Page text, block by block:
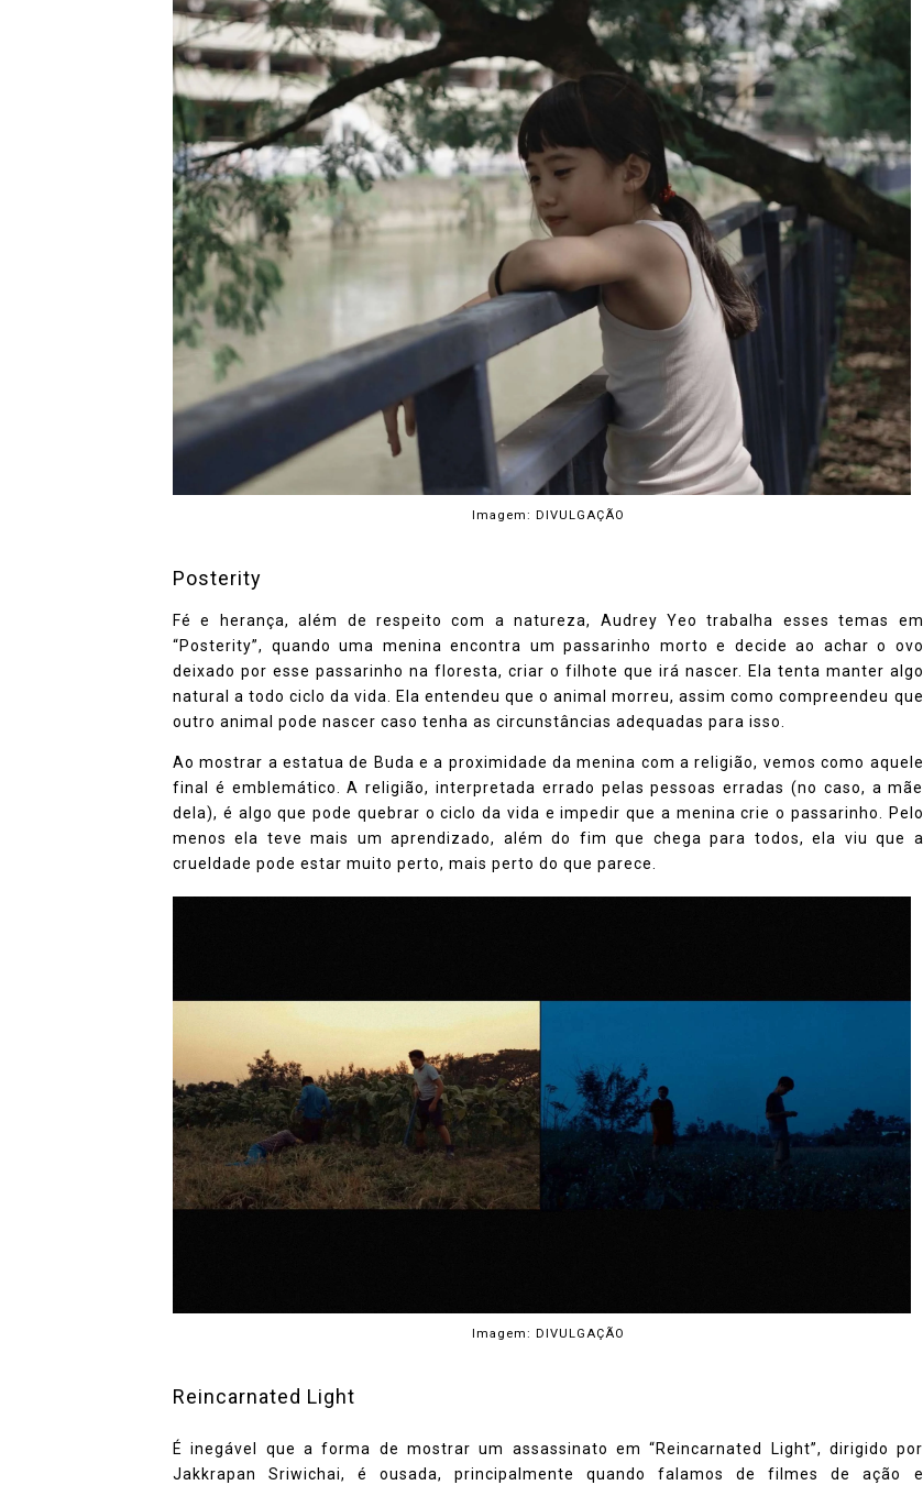
Imagem: DIVULGAÇÃO
Posterity
Fé e herança, além de respeito com a natureza, Audrey Yeo trabalha esses temas em
“Posterity”, quando uma menina encontra um passarinho morto e decide ao achar o ovo
deixado por esse passarinho na floresta, criar o filhote que irá nascer. Ela tenta manter algo
natural a todo ciclo da vida. Ela entendeu que o animal morreu, assim como compreendeu que
outro animal pode nascer caso tenha as circunstâncias adequadas para isso.
Ao mostrar a estatua de Buda e a proximidade da menina com a religião, vemos como aquele
final é emblemático. A religião, interpretada errado pelas pessoas erradas (no caso, a mãe
dela), é algo que pode quebrar o ciclo da vida e impedir que a menina crie o passarinho. Pelo
menos ela teve mais um aprendizado, além do fim que chega para todos, ela viu que a
crueldade pode estar muito perto, mais perto do que parece.
Imagem: DIVULGAÇÃO
Reincarnated Light
É inegável que a forma de mostrar um assassinato em “Reincarnated Light”, dirigido por
Jakkrapan Sriwichai, é ousada, principalmente quando falamos de filmes de ação e